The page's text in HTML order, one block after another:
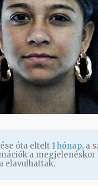
óta eltelt 1 hónap, a
a megjelenéskor
elavulhattak.